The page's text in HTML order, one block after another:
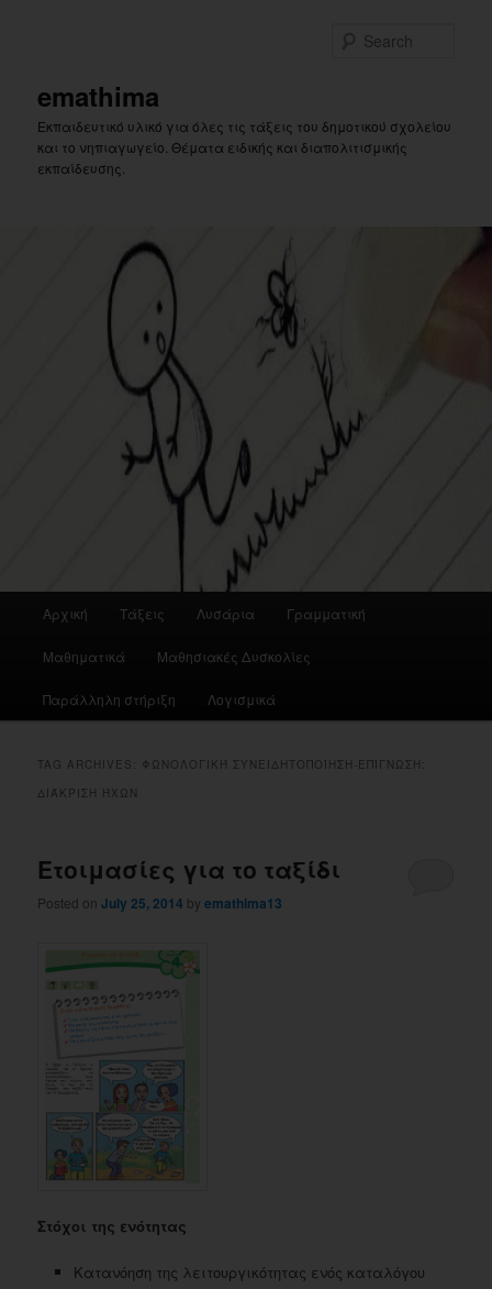
emathima
Εκπαιδευτικό υλικό για όλες τις τάξεις του δημοτικού σχολείου
και το νηπιαγωγείο. Θέματα ειδικής και διαπολιτισμικής
εκπαίδευσης.
Αρχική Τάξεις Λυσάρια Γραμματική
Μαθηματικά Μαθησιακές Δυσκολίες
Παράλληλη στήριξη Λογισμικά
TAG ARCHIVES: ΦΩΝΟΛΟΓΙΚΉ ΣΥΝΕΙΔΗΤΟΠΟΊΗΣΗ-ΕΠΊΓΝΩΣΗ:
ΔΙΆΚΡΙΣΗ ΉΧΩΝ
Ετοιμασίες για το ταξίδι
Posted onJuly 25, 2014 byemathima13
Στόχοι της ενότητας
Κατανόηση της λειτουργικότητας ενός καταλόγου